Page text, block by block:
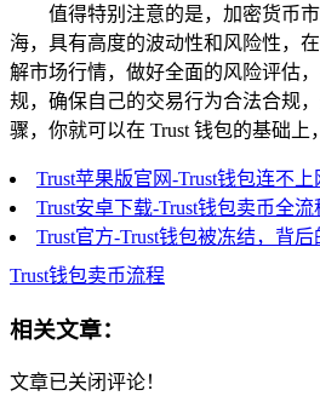
值得特别注意的是，加密货币
海，具有高度的波动性和风险性，
解市场行情，做好全面的风险评估
规，确保自己的交易行为合法合规
骤，你就可以在 Trust 钱包的基础上
Trust苹果版官网-Trust钱包连不上
Trust安卓下载-Trust钱包卖币全流
Trust官方-Trust钱包被冻结，背
Trust钱包卖币流程
相关文章：
文章已关闭评论！